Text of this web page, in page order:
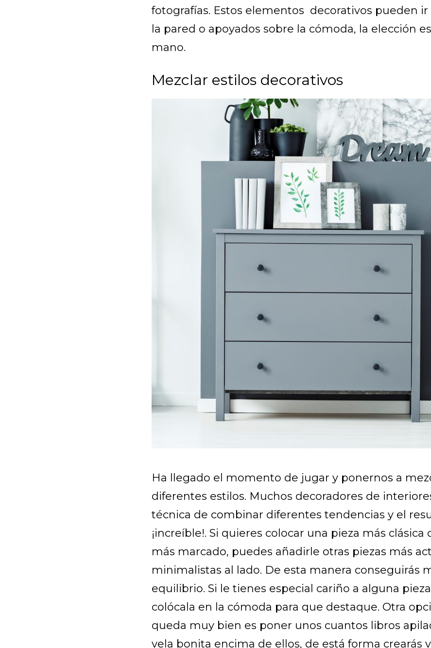
fotografías. Estos elementos decorativos pueden ir
la pared o apoyados sobre la cómoda, la elección
mano.
Mezclar estilos decorativos
Ha llegado el momento de jugar y ponernos a
diferentes estilos. Muchos decoradores de
técnica de combinar diferentes tendencias y el
¡increíble!. Si quieres colocar una pieza más clásica
más marcado, puedes añadirle otras piezas más
minimalistas al lado. De esta manera conseguirás
equilibrio. Si le tienes especial cariño a alguna
colócala en la cómoda para que destaque. Otra
queda muy bien es poner unos cuantos libros
vela bonita encima de ellos, de está forma crearás